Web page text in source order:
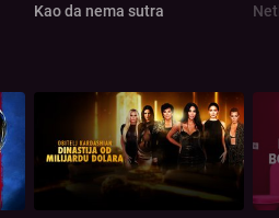
Kao da nema sutra